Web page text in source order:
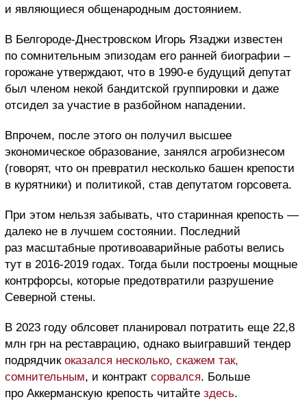
и являющиеся общенародным достоянием.
В Белгороде-Днестровском Игорь Язаджи известен
по сомнительным эпизодам его ранней биографии –
горожане утверждают, что в 1990-е будущий депутат
был членом некой бандитской группировки и даже
отсидел за участие в разбойном нападении.
Впрочем, после этого он получил высшее
экономическое образование, занялся агробизнесом
(говорят, что он превратил несколько башен крепости
в курятники) и политикой, став депутатом горсовета.
При этом нельзя забывать, что старинная крепость —
далеко не в лучшем состоянии. Последний
раз масштабные противоаварийные работы велись
тут в 2016-2019 годах. Тогда были построены мощные
контрфорсы, которые предотвратили разрушение
Северной стены.
В 2023 году облсовет планировал потратить еще 22,8
млн грн на реставрацию, однако выигравший тендер
подрядчик оказался несколько, скажем так,
сомнительным, и контракт сорвался. Больше
про Аккерманскую крепость читайте здесь.